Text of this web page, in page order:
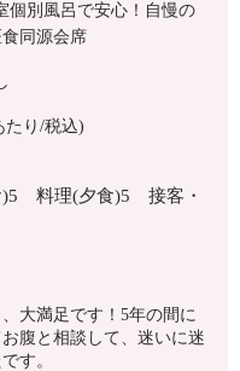
個別風呂で安心！自慢の
同源会席
たり/税込)
料理(夕食)5 接客・
大満足です！5年の間に
腹と相談して、迷いに迷
す。